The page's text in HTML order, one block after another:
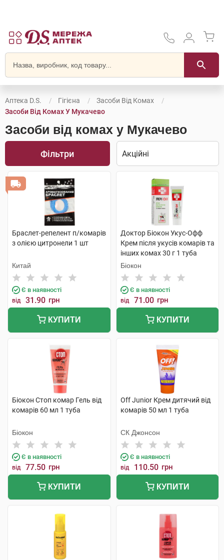
Аптека D.S. Гігієна
Засоби Від Комах
Засоби Від Комах У Мукачево
Засоби від комах у Мукачево
Фільтри
Браслет-репелент п/комарів
з олією цитронели 1 шт
Китай
Є в наявності
від 31.90 грн
КУПИТИ
Доктор Біокон Укус-Офф
Крем після укусів комарів та
інших комах 30 г 1 туба
Біокон
Є в наявності
від 71.00 грн
КУПИТИ
Біокон Стоп комар Гель від
комарів 60 мл 1 туба
Біокон
Є в наявності
від 77.50 грн
КУПИТИ
Off Junior Крем дитячий від
комарів 50 мл 1 туба
СК Джонсон
Є в наявності
від 110.50 грн
КУПИТИ